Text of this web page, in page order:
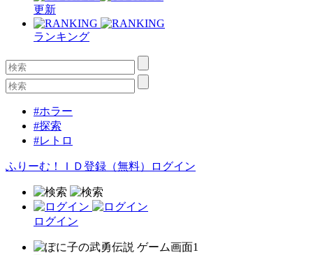
更新
ランキング
#ホラー
#探索
#レトロ
ふりーむ！ＩＤ登録（無料） ログイン
ログイン